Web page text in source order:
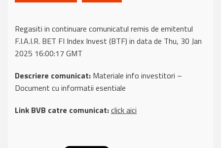
Regasiti in continuare comunicatul remis de emitentul
F.I.A.I.R. BET FI Index Invest (BTF) in data de Thu, 30 Jan
2025 16:00:17 GMT
Descriere comunicat: Materiale info investitori –
Document cu informatii esentiale
Link BVB catre comunicat:click aici